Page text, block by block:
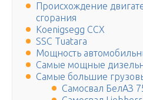
Происхождение
сгорания
Koenigsegg CCX
SSC Tuatara
Мощность
Самые мощные
Самые большие
Самосвал БелАЗ